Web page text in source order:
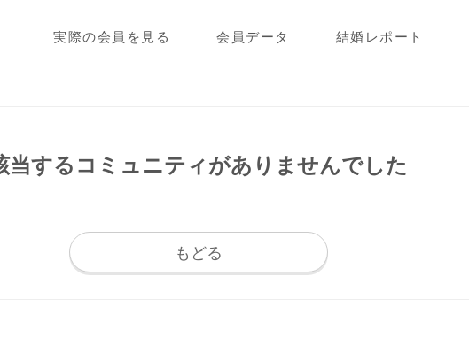
実際の会員を見る 会員データ 結婚レポート
当するコミュニティがありませんでした
もどる